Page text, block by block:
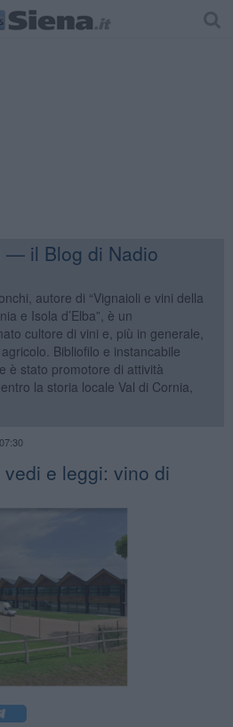
— il Blog di Nadio
autore di “Vignaioli e vini della
e Isola d’Elba”, è un
cultore di vini e, più in generale,
Bibliofilo e instancabile
è stato promotore di attività
la storia locale Val di Cornia,
e leggi: vino di